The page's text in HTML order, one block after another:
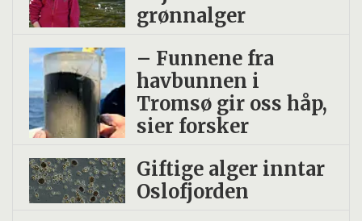
grønnalger
– Funnene fra
havbunnen i
Tromsø gir oss håp,
sier forsker
Giftige alger inntar
Oslofjorden